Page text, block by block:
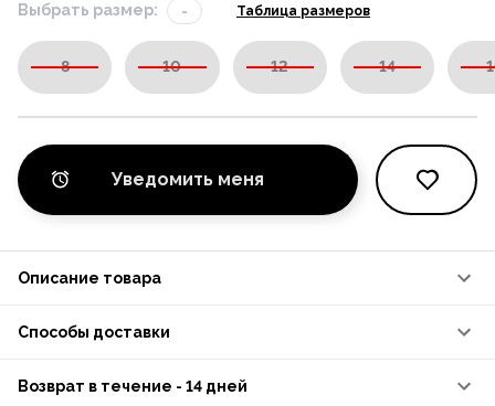
Выбрать размер: - Таблица размеров
8 10 12 14
Уведомить меня
Описание товара
Способы доставки
Возврат в течение - 14 дней